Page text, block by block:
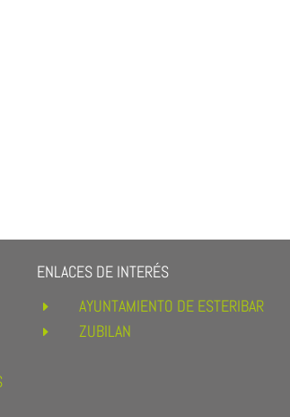
ENLACES DE INTERÉS
E AYUNTAMIENTO DE ESTERIBAR
E ZUBILAN